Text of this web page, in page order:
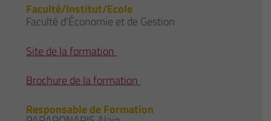
Faculté/Institut/Ecole
Faculté d'Économie et de Gestion
Site de la formation
Brochure de la formation
Responsable de Formation